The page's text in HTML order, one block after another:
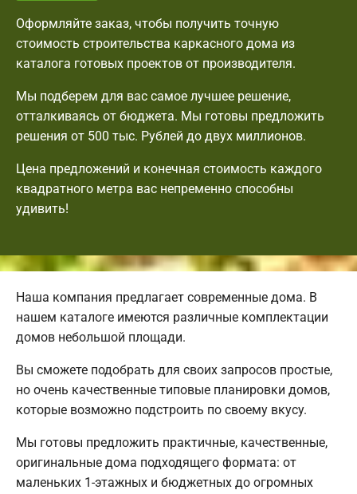
Оформляйте заказ, чтобы получить точную
стоимость строительства каркасного дома из
каталога готовых проектов от производителя.
Мы подберем для вас самое лучшее решение,
отталкиваясь от бюджета. Мы готовы предложить
решения от 500 тыс. Рублей до двух миллионов.
Цена предложений и конечная стоимость каждого
квадратного метра вас непременно способны
удивить!
Наша компания предлагает современные дома. В
нашем каталоге имеются различные комплектации
домов небольшой площади.
Вы сможете подобрать для своих запросов простые,
но очень качественные типовые планировки домов,
которые возможно подстроить по своему вкусу.
Мы готовы предложить практичные, качественные,
оригинальные дома подходящего формата: от
маленьких 1-этажных и бюджетных до огромных